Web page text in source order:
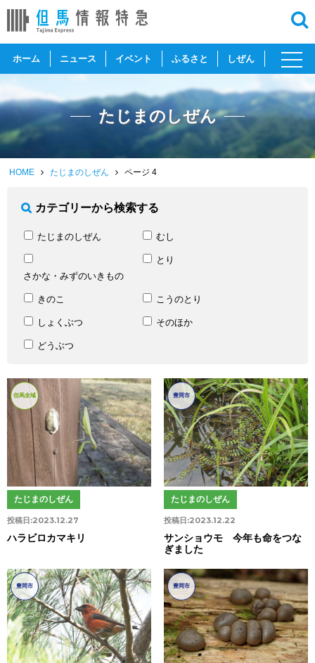
ホーム ニュース イベント ふるさと しぜん
toggle
たじまのしぜん
HOME たじまのしぜん ページ 4
カテゴリーから検索する
たじまのしぜん むし
さかな・みずのいきもの
とり
きのこ こうのとり
しょくぶつ そのほか
どうぶつ
但馬全域
投稿日:2023.12.27
たじまのしぜん
ハラビロカマキリ
豊岡市
投稿日:2023.12.22
たじまのしぜん
サンショウモ 今年も命をつな
ぎました
豊岡市 豊岡市